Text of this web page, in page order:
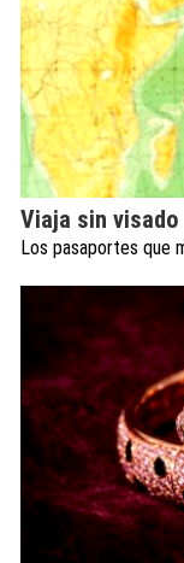
Viaja sin visado
Los pasaportes que